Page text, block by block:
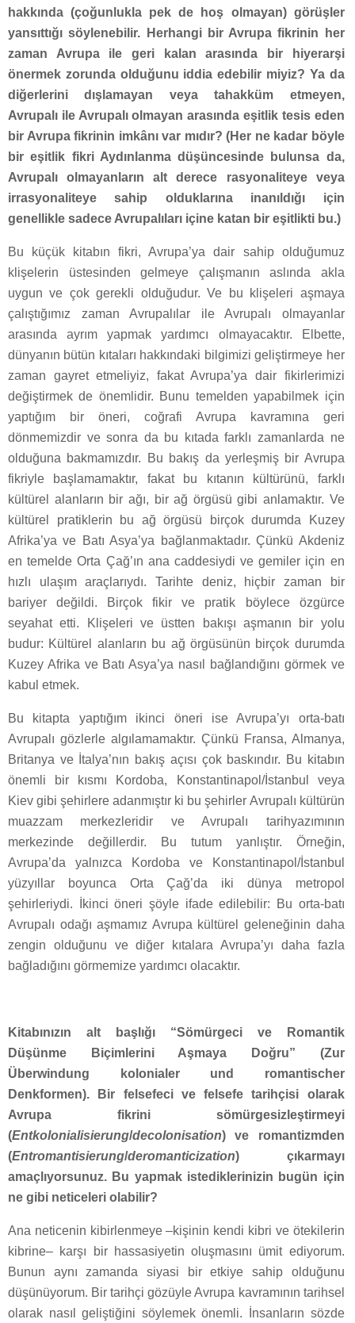
hakkında (çoğunlukla pek de hoş olmayan) görüşler
yansıttığı söylenebilir. Herhangi bir Avrupa fikrinin her
zaman Avrupa ile geri kalan arasında bir hiyerarşi
önermek zorunda olduğunu iddia edebilir miyiz? Ya da
diğerlerini dışlamayan veya tahakküm etmeyen,
Avrupalı ile Avrupalı olmayan arasında eşitlik tesis eden
bir Avrupa fikrinin imkânı var mıdır? (Her ne kadar böyle
bir eşitlik fikri Aydınlanma düşüncesinde bulunsa da,
Avrupalı olmayanların alt derece rasyonaliteye veya
irrasyonaliteye sahip olduklarına inanıldığı için
genellikle sadece Avrupalıları içine katan bir eşitlikti bu.)
Bu küçük kitabın fikri, Avrupa’ya dair sahip olduğumuz
klişelerin üstesinden gelmeye çalışmanın aslında akla
uygun ve çok gerekli olduğudur. Ve bu klişeleri aşmaya
çalıştığımız zaman Avrupalılar ile Avrupalı olmayanlar
arasında ayrım yapmak yardımcı olmayacaktır. Elbette,
dünyanın bütün kıtaları hakkındaki bilgimizi geliştirmeye her
zaman gayret etmeliyiz, fakat Avrupa’ya dair fikirlerimizi
değiştirmek de önemlidir. Bunu temelden yapabilmek için
yaptığım bir öneri, coğrafi Avrupa kavramına geri
dönmemizdir ve sonra da bu kıtada farklı zamanlarda ne
olduğuna bakmamızdır. Bu bakış da yerleşmiş bir Avrupa
fikriyle başlamamaktır, fakat bu kıtanın kültürünü, farklı
kültürel alanların bir ağı, bir ağ örgüsü gibi anlamaktır. Ve
kültürel pratiklerin bu ağ örgüsü birçok durumda Kuzey
Afrika’ya ve Batı Asya’ya bağlanmaktadır. Çünkü Akdeniz
en temelde Orta Çağ’ın ana caddesiydi ve gemiler için en
hızlı ulaşım araçlarıydı. Tarihte deniz, hiçbir zaman bir
bariyer değildi. Birçok fikir ve pratik böylece özgürce
seyahat etti. Klişeleri ve üstten bakışı aşmanın bir yolu
budur: Kültürel alanların bu ağ örgüsünün birçok durumda
Kuzey Afrika ve Batı Asya’ya nasıl bağlandığını görmek ve
kabul etmek.
Bu kitapta yaptığım ikinci öneri ise Avrupa’yı orta-batı
Avrupalı gözlerle algılamamaktır. Çünkü Fransa, Almanya,
Britanya ve İtalya’nın bakış açısı çok baskındır. Bu kitabın
önemli bir kısmı Kordoba, Konstantinapol/İstanbul veya
Kiev gibi şehirlere adanmıştır ki bu şehirler Avrupalı kültürün
muazzam merkezleridir ve Avrupalı tarihyazımının
merkezinde değillerdir. Bu tutum yanlıştır. Örneğin,
Avrupa’da yalnızca Kordoba ve Konstantinapol/İstanbul
yüzyıllar boyunca Orta Çağ’da iki dünya metropol
şehirleriydi. İkinci öneri şöyle ifade edilebilir: Bu orta-batı
Avrupalı odağı aşmamız Avrupa kültürel geleneğinin daha
zengin olduğunu ve diğer kıtalara Avrupa’yı daha fazla
bağladığını görmemize yardımcı olacaktır.
Kitabınızın alt başlığı “Sömürgeci ve Romantik
Düşünme Biçimlerini Aşmaya Doğru” (Zur
Überwindung kolonialer und romantischer
Denkformen). Bir felsefeci ve felsefe tarihçisi olarak
Avrupa fikrini sömürgesizleştirmeyi
(Entkolonialisierung/decolonisation) ve romantizmden
(Entromantisierung/deromanticization) çıkarmayı
amaçlıyorsunuz. Bu yapmak istediklerinizin bugün için
ne gibi neticeleri olabilir?
Ana neticenin kibirlenmeye –kişinin kendi kibri ve ötekilerin
kibrine– karşı bir hassasiyetin oluşmasını ümit ediyorum.
Bunun aynı zamanda siyasi bir etkiye sahip olduğunu
düşünüyorum. Bir tarihçi gözüyle Avrupa kavramının tarihsel
olarak nasıl geliştiğini söylemek önemli. İnsanların sözde